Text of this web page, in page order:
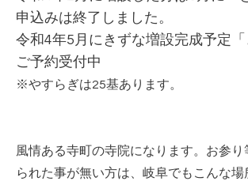
申込みは終了しました。
令和4年5月にきずな増設完成予定
ご予約受付中
※やすらぎは25基あります。
風情ある寺町の寺院になります。お参り
られた事が無い方は、岐阜でもこんな場